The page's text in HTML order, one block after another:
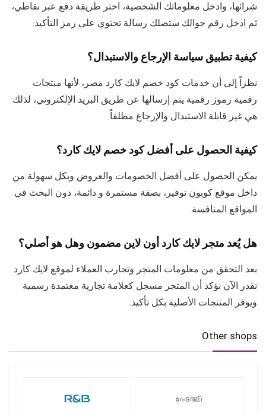
شرائها، وادخل معلوماتك الشخصية، اختر طريقة دفع عبر نقاطي،
ثم ادخل رقم جوالك ستصلك رسالة تحتوي على رمز التأكيد.
كيفية تطبيق سياسة الإرجاع والاستبدال؟
نظراً إلى أن خدمات كود خصم لايك كارد مصر، لأنها منتجات
رقمية رموز رقمية يتم إرسالها عن طريق البريد الإلكتروني، لذلك
هي غير قابلة الاستبدال والإرجاع مطلقاً.
كيفية الحصول على أفضل كود خصم لايك كارد؟
يمكن الحصول على أفضل الخصومات والعروض وبكل سهولة من
داخل موقع كوبون توفير، بصفة مستمرة و دائمة، دون البحث في
المواقع المنافسة.
هل يُعد متجر لايك كارد أون لاين مضمون وهل هو أصلي؟
بعد التحقق من معلومات المتجر وتجارب العملاء لموقع لايك كارد
نقدر الآن نؤكد أن المتجر مسجل كعلامة تجارية معتمدة رسمية
ويوفر المنتجات الأصلية بكل تأكيد.
Other shops